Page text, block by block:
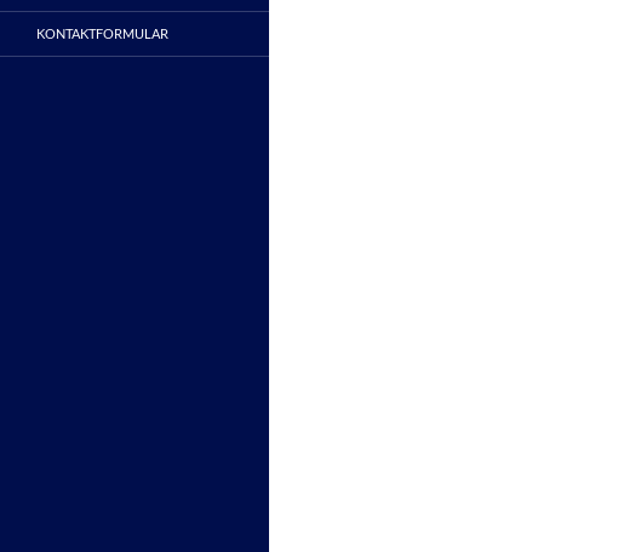
KONTAKTFORMULAR